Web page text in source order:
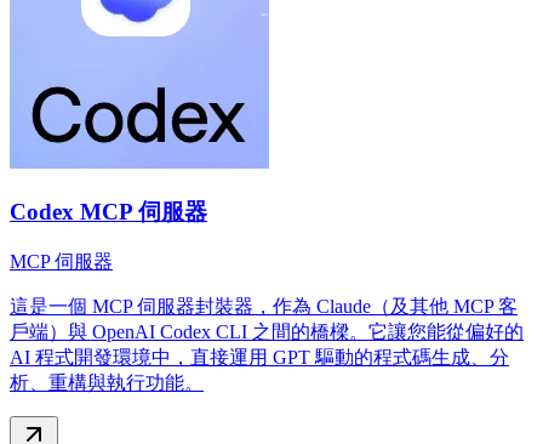
Codex MCP 伺服器
MCP 伺服器
這是一個 MCP 伺服器封裝器，作為 Claude（及其他 MCP 客
戶端）與 OpenAI Codex CLI 之間的橋樑。它讓您能從偏好的
AI 程式開發環境中，直接運用 GPT 驅動的程式碼生成、分
析、重構與執行功能。